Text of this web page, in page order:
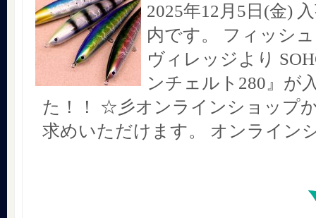
2025年12月5日(金)
内です。 フィッシ
ヴィレッジより
ンチェルト280』が
た！！ ☆彡オンラインショップ
求めいただけます。 オンライン